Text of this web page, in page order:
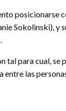
Sokolinski), y
para cual, se
las